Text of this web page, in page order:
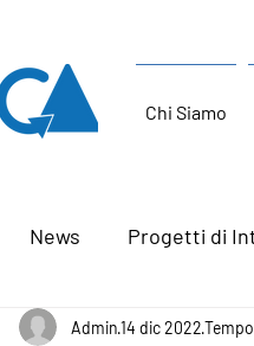
Chi Siamo
News Progetti di
Admin14 dic 2022